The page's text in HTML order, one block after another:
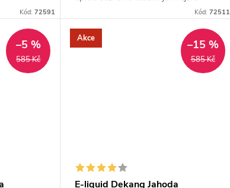
Kód:72591
nasládlejší. Z nabídky e-liquidů je tato
Kód: 72511
585 Kč
–5 % Akce
585 Kč
–15 %
E-liquid Dekang Jahoda